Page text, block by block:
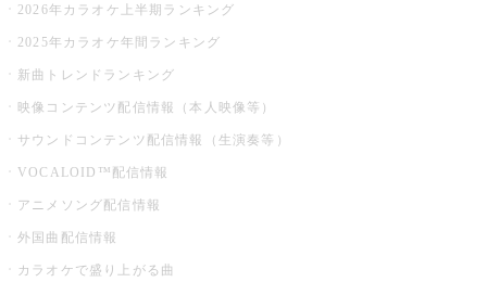
2026年カラオケ上半期ランキング
2025年カラオケ年間ランキング
新曲トレンドランキング
映像コンテンツ配信情報（本人映像等）
サウンドコンテンツ配信情報（生演奏等）
VOCALOID™配信情報
アニメソング配信情報
外国曲配信情報
カラオケで盛り上がる曲